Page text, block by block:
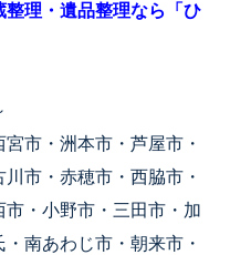
理・遺品整理なら「ひ
市・洲本市・芦屋市・
市・赤穂市・西脇市・
・小野市・三田市・加
南あわじ市・朝来市・